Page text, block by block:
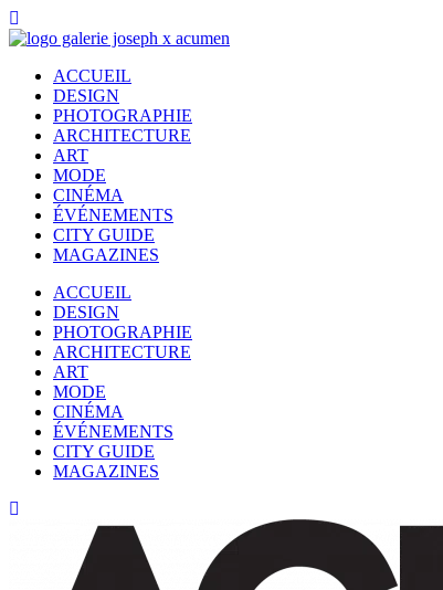
ACCUEIL
DESIGN
PHOTOGRAPHIE
ARCHITECTURE
ART
MODE
CINÉMA
ÉVÉNEMENTS
CITY GUIDE
MAGAZINES
ACCUEIL
DESIGN
PHOTOGRAPHIE
ARCHITECTURE
ART
MODE
CINÉMA
ÉVÉNEMENTS
CITY GUIDE
MAGAZINES